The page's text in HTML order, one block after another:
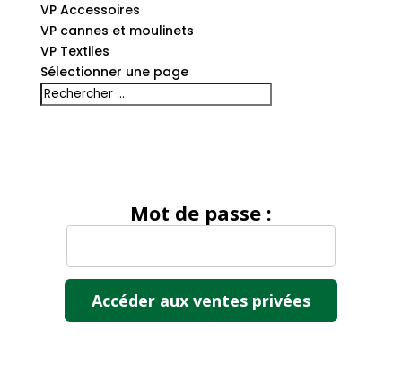
VP Accessoires
VP cannes et moulinets
VP Textiles
Sélectionner une page
Mot de passe :